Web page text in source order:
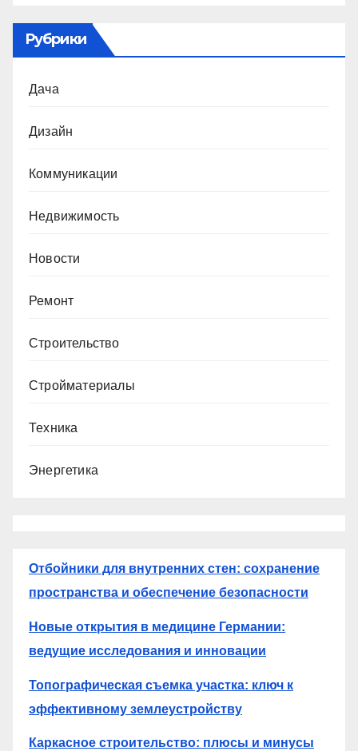
Рубрики
Дача
Дизайн
Коммуникации
Недвижимость
Новости
Ремонт
Строительство
Стройматериалы
Техника
Энергетика
Отбойники для внутренних стен: сохранение
пространства и обеспечение безопасности
Новые открытия в медицине Германии:
ведущие исследования и инновации
Топографическая съемка участка: ключ к
эффективному землеустройству
Каркасное строительство: плюсы и минусы